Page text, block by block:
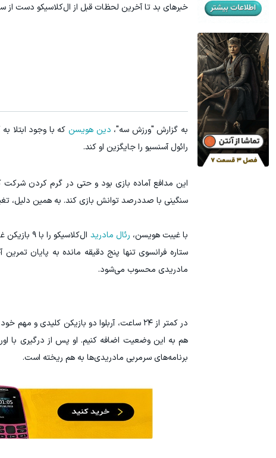
خبرهای بد تا آخرین لحظات قبل از ال‌کلاسیکو دست از
به گزارش "ورزش سه"، دین هویسن که با وجود ابتلا
رائول آسنسیو را جایگزین او کند.
این مدافع آماده بازی بود و حتی در گرم کردن شرکت
سنگینی با صددرصد توانش بازی کند. به همین دلیل،
با غیبت هویسن، رئال مادرید
ستاره فرانسوی تنها پنج دقیقه مانده به پایان
مادریدی محسوب می‌شود.
در کمتر از ۲۴ ساعت، آربلوا دو بازیکن کلیدی
هم به این وضعیت اضافه کنیم. او پس از درگیری با
برنامه‌های سرمربی مادریدی‌ها به هم ریخته است.
۳ دلار پاداش در هر لات معاملاتی در بروکر اینوسلو سرمایه